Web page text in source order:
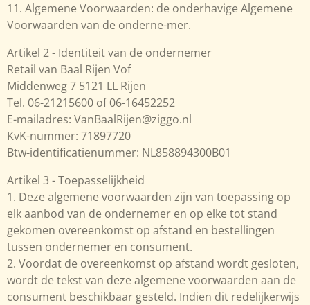
11. Algemene Voorwaarden: de onderhavige Algemene
Voorwaarden van de onderne-mer.
Artikel 2 - Identiteit van de ondernemer
Retail van Baal Rijen Vof
Middenweg 7 5121 LL Rijen
Tel. 06-21215600 of 06-16452252
E-mailadres: VanBaalRijen@ziggo.nl
KvK-nummer: 71897720
Btw-identificatienummer: NL858894300B01
Artikel 3 - Toepasselijkheid
1. Deze algemene voorwaarden zijn van toepassing op
elk aanbod van de ondernemer en op elke tot stand
gekomen overeenkomst op afstand en bestellingen
tussen ondernemer en consument.
2. Voordat de overeenkomst op afstand wordt gesloten,
wordt de tekst van deze algemene voorwaarden aan de
consument beschikbaar gesteld. Indien dit redelijkerwijs